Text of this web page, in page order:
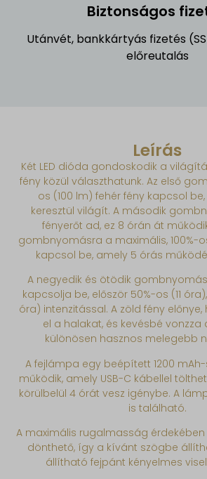
Biztonságos
Utánvét, bankkártyás fizetés
előreutalás
Leírás
Két LED dióda gondoskodik a
fény közül választhatunk. Az első
os (100 lm) fehér fény kapcsol
keresztül világít. A második
fényerőt ad, ez 8 órán át
gombnyomásra a maximális, 100%-
kapcsol be, amely 5 órás
A negyedik és ötödik gombnyomás
kapcsolja be, először 50%-os (11
óra) intenzitással. A zöld fény
el a halakat, és kevésbé vonzza
különösen hasznos melegebb
A fejlámpa egy beépített 1200
működik, amely USB-C kábellel
körülbelül 4 órát vesz igénybe. A
is található.
A maximális rugalmasság érdekében
dönthető, így a kívánt szögbe
állítható fejpánt kényelmes